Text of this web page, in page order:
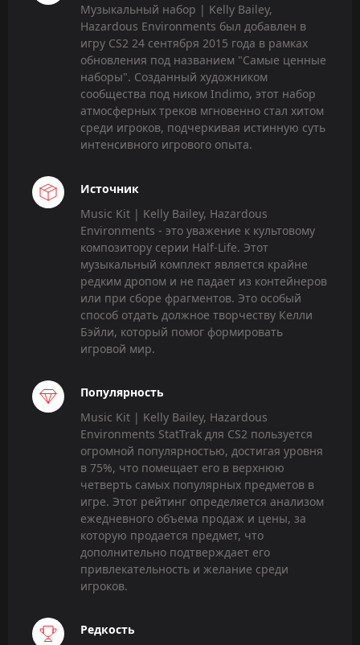
Музыкальный набор | Kelly Bailey,
Hazardous Environments был добавлен в
игру CS2 24 сентября 2015 года в рамках
обновления под названием "Самые ценные
наборы". Созданный художником
сообщества под ником Indimo, этот набор
атмосферных треков мгновенно стал хитом
среди игроков, подчеркивая истинную суть
интенсивного игрового опыта.
Источник
Music Kit | Kelly Bailey, Hazardous
Environments - это уважение к культовому
композитору серии Half-Life. Этот
музыкальный комплект является крайне
редким дропом и не падает из контейнеров
или при сборе фрагментов. Это особый
способ отдать должное творчеству Келли
Бэйли, который помог формировать
игровой мир.
Популярность
Music Kit | Kelly Bailey, Hazardous
Environments StatTrak для CS2 пользуется
огромной популярностью, достигая уровня
в 75%, что помещает его в верхнюю
четверть самых популярных предметов в
игре. Этот рейтинг определяется анализом
ежедневного объема продаж и цены, за
которую продается предмет, что
дополнительно подтверждает его
привлекательность и желание среди
игроков.
Редкость